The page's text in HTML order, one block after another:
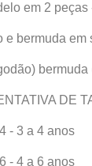
em 2 peças
e bermuda
DE
4 - 3 a 4 anos
6 - 4 a 6 anos